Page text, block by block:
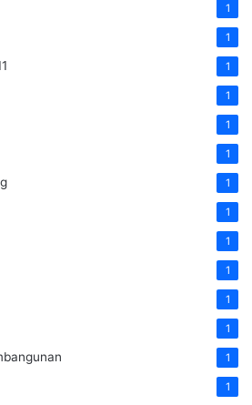
1
1
1
1
1
1
1
1
1
1
1
1
1
1